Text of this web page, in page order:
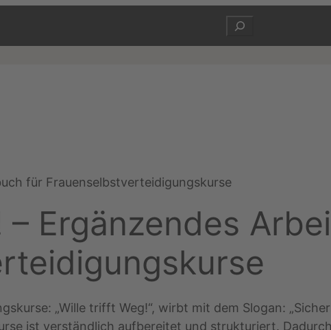
Suchen
für Frauenselbstverteidigungskurse
Ergänzendes
„Wille trifft Weg!“, wirbt mit dem Slogan:
ist verständlich aufbereitet und strukturiert.